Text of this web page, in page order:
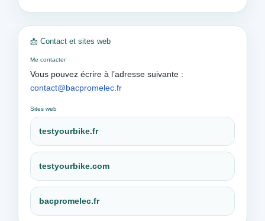
📩 Contact et sites web
Me contacter
Vous pouvez écrire à l’adresse suivante :
contact@bacpromelec.fr
Sites web
testyourbike.fr
testyourbike.com
bacpromelec.fr